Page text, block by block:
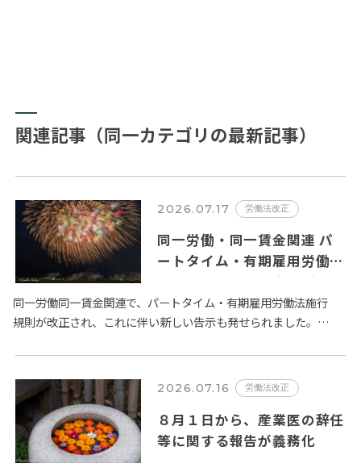
関連記事（同一カテゴリの最新記事）
2026.07.17 労働法改正
同一労働・同一賃金関連 パ
ートタイム・有期雇用労働者
に関するルールの変更が
2026年10月１日から施行さ
れます。
同一労働同一賃金関連で、パートタイム・有期雇用労働法施行
規則が改正され、これに伴い新しい告示も発せられました。全
ます。 …
2026.07.16 労働法改正
８月１日から、産業医の辞任
等に関する報告が義務化